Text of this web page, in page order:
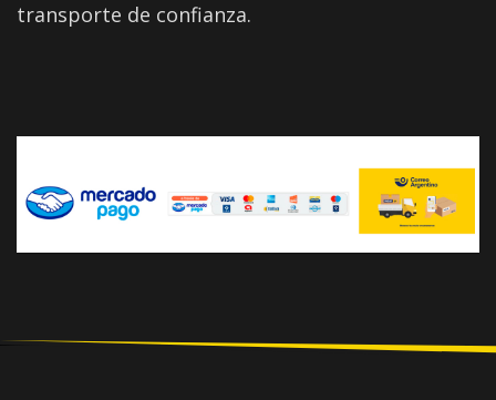
transporte de confianza.